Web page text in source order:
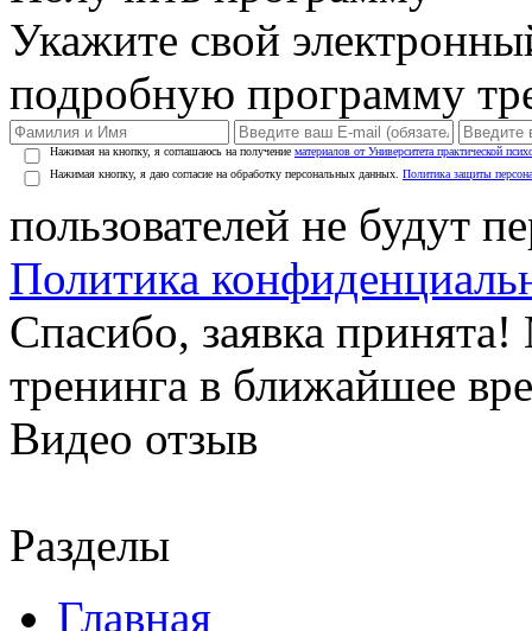
Укажите свой
подробную программу
Нажимая на кнопку, я соглашаюсь на получение материалов от Университета практической
Нажимая кнопку, я даю согласие на обработку персональных данных. Политика защиты
пользователей не будут
Политика
Спасибо, заявка
тренинга в ближайшее
Видео отзыв
Разделы
Главная